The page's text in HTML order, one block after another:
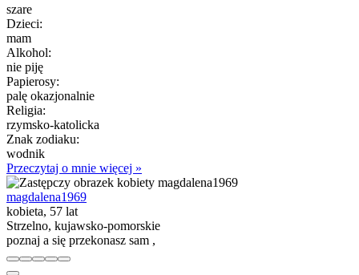
szare
Dzieci:
mam
Alkohol:
nie piję
Papierosy:
palę okazjonalnie
Religia:
rzymsko-katolicka
Znak zodiaku:
wodnik
Przeczytaj o mnie więcej »
magdalena1969
kobieta, 57 lat
Strzelno, kujawsko-pomorskie
poznaj a się przekonasz sam ,